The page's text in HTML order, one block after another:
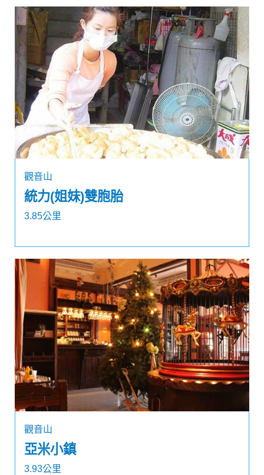
觀音山
統力(姐妹)雙胞胎
3.85公里
觀音山
亞米小鎮
3.93公里